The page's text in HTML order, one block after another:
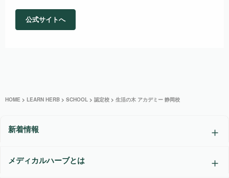
公式サイトへ
HOME > LEARN HERB > SCHOOL > 認定校 > 生活の木 アカデミー 静岡校
新着情報
メディカルハーブとは